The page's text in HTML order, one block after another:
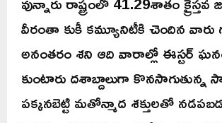
వీరంతా కుకీ కమ్యూనిటీకి చెందిన వారు
అనంతరం శని ఆది వారాల్లో ఈస్టర్
కుంటారు దశాబ్దాలుగా
పక్కనబెట్టి మతోన్మాద శక్తులతో